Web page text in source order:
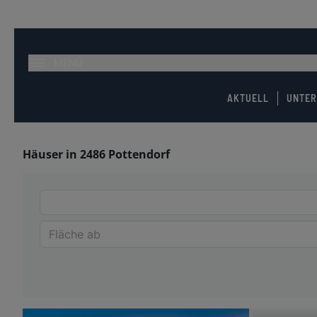
AKTUELL
Häuser in 2486 Pottendorf